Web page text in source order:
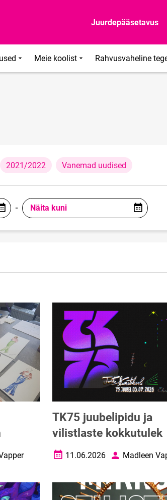
Juurdepääsetavus
Meie koolist Rahvusvaheline
2021/2022 Vanemad uudised
- Näita kuni
TK75 juubelipidu ja
vilistlaste kokkutulek
Loomise kuupäev
11.06.2026 AutorMadleen